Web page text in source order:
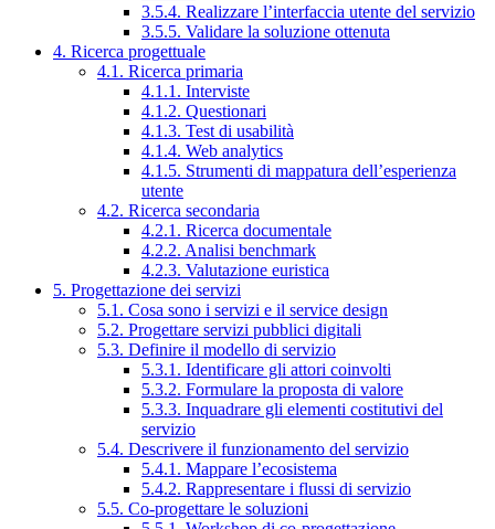
3.5.4. Realizzare l’interfaccia utente del servizio
3.5.5. Validare la soluzione ottenuta
4. Ricerca progettuale
4.1. Ricerca primaria
4.1.1. Interviste
4.1.2. Questionari
4.1.3. Test di usabilità
4.1.4. Web analytics
4.1.5. Strumenti di mappatura dell’esperienza
utente
4.2. Ricerca secondaria
4.2.1. Ricerca documentale
4.2.2. Analisi benchmark
4.2.3. Valutazione euristica
5. Progettazione dei servizi
5.1. Cosa sono i servizi e il service design
5.2. Progettare servizi pubblici digitali
5.3. Definire il modello di servizio
5.3.1. Identificare gli attori coinvolti
5.3.2. Formulare la proposta di valore
5.3.3. Inquadrare gli elementi costitutivi del
servizio
5.4. Descrivere il funzionamento del servizio
5.4.1. Mappare l’ecosistema
5.4.2. Rappresentare i flussi di servizio
5.5. Co-progettare le soluzioni